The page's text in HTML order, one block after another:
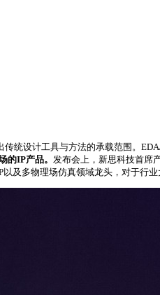
统设计工具与方法的承载范围。
的IP产品。 发布会上，新思科技首席
及多物理场仿真领域龙头，对于行